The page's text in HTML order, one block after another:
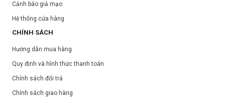
Cảnh báo giả mạo
Hệ thống cửa hàng
CHÍNH SÁCH
Hướng dẫn mua hàng
Quy định và hình thức thanh toán
Chính sách đổi trả
Chính sách giao hàng